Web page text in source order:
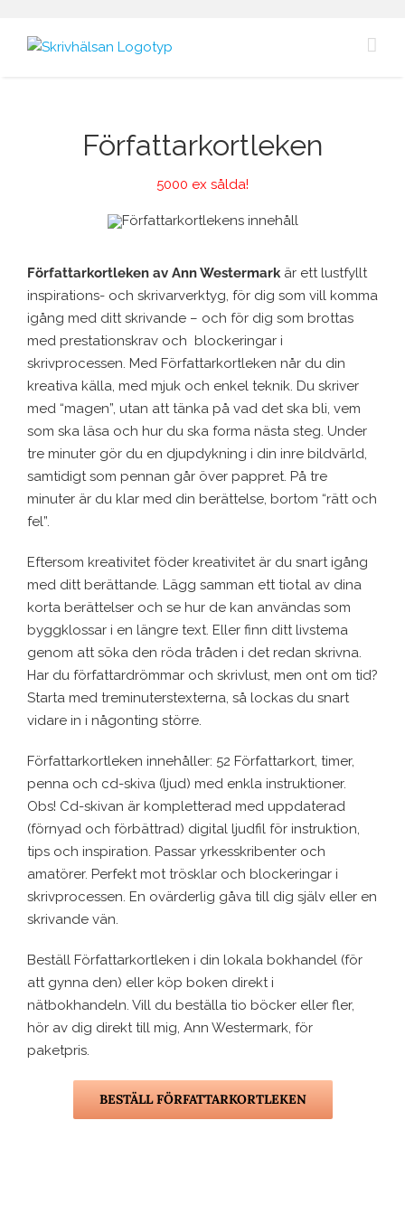
Författarkortleken
5000 ex sålda!
Författarkortleken av Ann Westermarkär ett lustfyllt
inspirations- och skrivarverktyg, för dig som vill komma
igång med ditt skrivande – och för dig som brottas
med prestationskrav och blockeringar i
skrivprocessen. Med Författarkortleken når du din
kreativa källa, med mjuk och enkel teknik. Du skriver
med “magen”, utan att tänka på vad det ska bli, vem
som ska läsa och hur du ska forma nästa steg. Under
tre minuter gör du en djupdykning i din inre bildvärld,
samtidigt som pennan går över pappret. På tre
minuter är du klar med din berättelse, bortom “rätt och
fel”.
Eftersom kreativitet föder kreativitet är du snart igång
med ditt berättande. Lägg samman ett tiotal av dina
korta berättelser och se hur de kan användas som
byggklossar i en längre text. Eller finn ditt livstema
genom att söka den röda tråden i det redan skrivna.
Har du författardrömmar och skrivlust, men ont om tid?
Starta med treminuterstexterna, så lockas du snart
vidare in i någonting större.
Författarkortleken innehåller: 52 Författarkort, timer,
penna och cd-skiva (ljud) med enkla instruktioner.
Obs! Cd-skivan är kompletterad med uppdaterad
(förnyad och förbättrad) digital ljudfil för instruktion,
tips och inspiration. Passar yrkesskribenter och
amatörer. Perfekt mot trösklar och blockeringar i
skrivprocessen. En ovärderlig gåva till dig själv eller en
skrivande vän.
Beställ Författarkortleken i din lokala bokhandel (för
att gynna den) eller köp boken direkt i
nätbokhandeln. Vill du beställa tio böcker eller fler,
hör av dig direkt till mig, Ann Westermark, för
paketpris.
BESTÄLL FÖRFATTARKORTLEKEN